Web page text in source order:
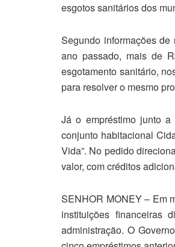
esgotos sanitários dos
Segundo informações
ano passado, mais de
esgotamento sanitário,
para resolver o mesmo
Já o empréstimo junto a
conjunto habitacional
Vida”. No pedido
valor, com créditos
SENHOR MONEY – Em
instituições financeiras
administração. O